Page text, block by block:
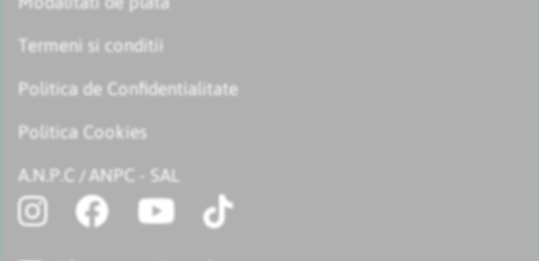
Termeni si conditii
Politica de Confidentialitate
Politica Cookies
A.N.P.C / ANPC - SAL